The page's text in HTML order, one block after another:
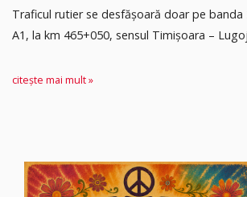
Traficul rutier se desfășoară doar pe
A1, la km 465+050, sensul Timişoara –
citește mai mult »